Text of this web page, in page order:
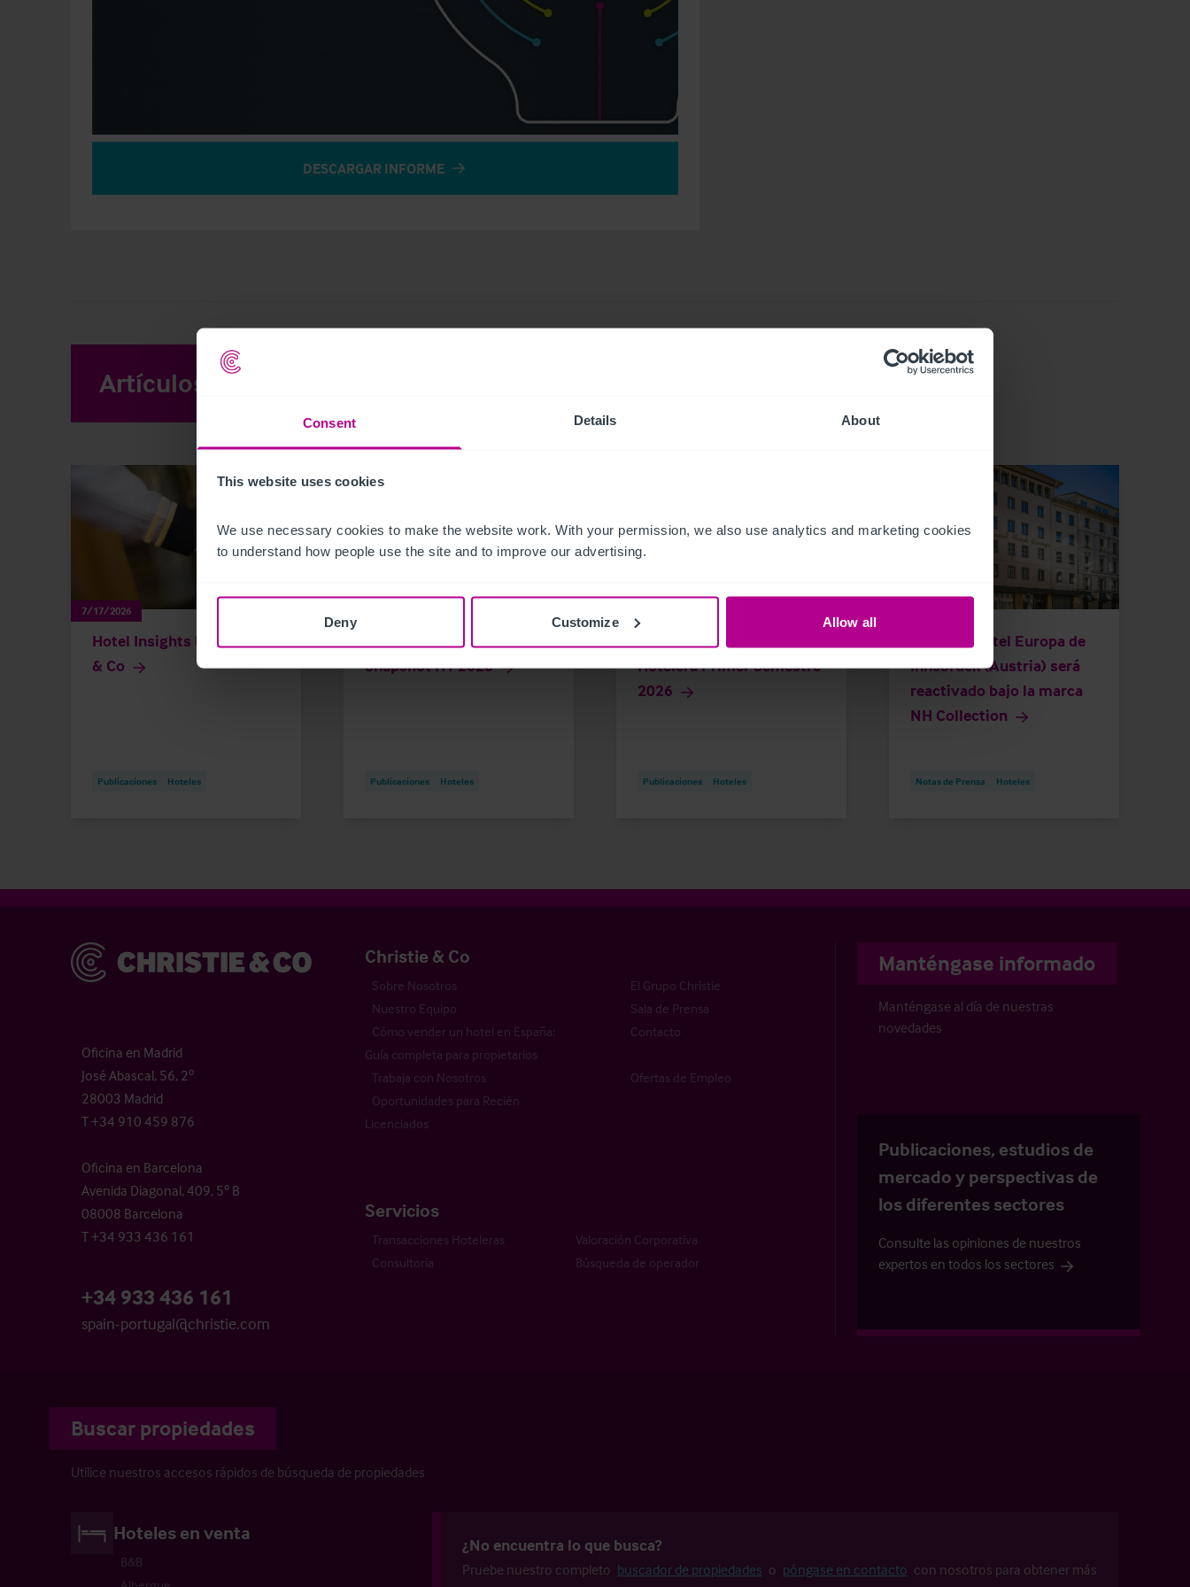
Consent Details About
This website uses cookies
We use necessary cookies to make the website work. With your permission, we also use analytics and marketing cookies
to understand how people use the site and to improve our advertising.
Deny Customize Allow all
DESCARGAR INFORME
Artículos relacionados
7/17/2026
Hotel Insights by Christie
& Co
Publicaciones Hoteles
Hotel Investment
Snapshot H1 2026
Publicaciones Hoteles
Snapshot Inversión
Hotelera Primer Semestre
2026
Publicaciones Hoteles
El Grand Hotel Europa de
Innsbruck (Austria) será
reactivado bajo la marca
NH Collection
Notas de Prensa Hoteles
Christie & Co
Oficina en Madrid
José Abascal, 56, 2º
28003 Madrid
T +34 910 459 876
Oficina en Barcelona
Avenida Diagonal, 409, 5º B
08008 Barcelona
T +34 933 436 161
+34 933 436 161
spain-portugal@christie.com
Christie & Co
Sobre Nosotros
El Grupo Christie
Nuestro Equipo
Sala de Prensa
Cómo vender un hotel en España:
Guía completa para propietarios
Contacto
Trabaja con Nosotros
Ofertas de Empleo
Oportunidades para Recién
Licenciados
Servicios
Transacciones Hoteleras
Valoración Corporativa
Consultoría
Búsqueda de operador
Manténgase informado
Manténgase al día de nuestras
novedades
Publicaciones, estudios de
mercado y perspectivas de
los diferentes sectores
Consulte las opiniones de nuestros
expertos en todos los sectores
Buscar propiedades
Utilice nuestros accesos rápidos de búsqueda de propiedades
Hoteles en venta
B&B
¿No encuentra lo que busca?
Pruebe nuestro completo buscador de propiedades o póngase en contacto con nosotros para obtener más